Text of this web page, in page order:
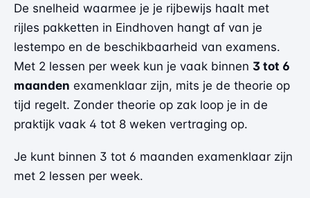
De snelheid waarmee je je rijbewijs haalt met
rijles pakketten in Eindhoven hangt af van je
lestempo en de beschikbaarheid van examens.
Met 2 lessen per week kun je vaak binnen 3 tot 6
maanden examenklaar zijn, mits je de theorie op
tijd regelt. Zonder theorie op zak loop je in de
praktijk vaak 4 tot 8 weken vertraging op.
Je kunt binnen 3 tot 6 maanden examenklaar zijn
met 2 lessen per week.